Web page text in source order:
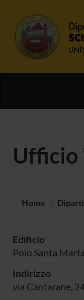
Ufficio
Home
Edificio
Polo Santa Marta
Indirizzo
via Cantarane,